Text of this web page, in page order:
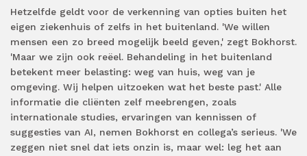
Hetzelfde geldt voor de verkenning van opties buiten het
eigen ziekenhuis of zelfs in het buitenland. 'We willen
mensen een zo breed mogelijk beeld geven,' zegt Bokhorst.
'Maar we zijn ook reëel. Behandeling in het buitenland
betekent meer belasting: weg van huis, weg van je
omgeving. Wij helpen uitzoeken wat het beste past.' Alle
informatie die cliënten zelf meebrengen, zoals
internationale studies, ervaringen van kennissen of
suggesties van AI, nemen Bokhorst en collega’s serieus. 'We
zeggen niet snel dat iets onzin is, maar wel: leg het aan